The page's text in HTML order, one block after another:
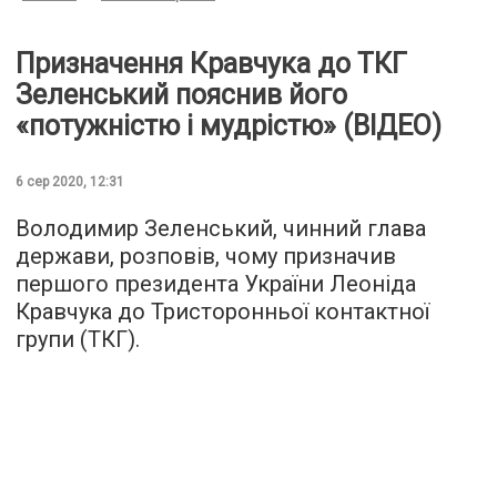
Призначення Кравчука до ТКГ
Зеленський пояснив його
«потужністю і мудрістю» (ВІДЕО)
6 сер 2020, 12:31
Володимир Зеленський, чинний глава
держави, розповів, чому призначив
першого президента України Леоніда
Кравчука до Тристоронньої контактної
групи (ТКГ).